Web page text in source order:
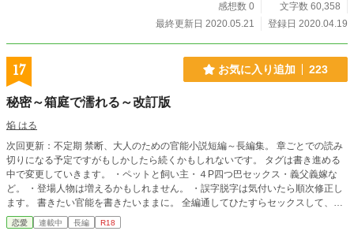
感想数 0
文字数 60,358
最終更新日 2020.05.21
登録日 2020.04.19
17 お気に入り追加 223
秘密～箱庭で濡れる～改訂版
焔 はる
次回更新：不定期 禁断、大人のための官能小説短編～長編集。 章ごとでの読み
切りになる予定ですがもしかしたら続くかもしれないです。 タグは書き進める
中で変更していきます。 ・ペットと飼い主・４P四つ巴セックス・義父義嫁な
ど。 ・登場人物は増えるかもしれません。 ・誤字脱字は気付いたら順次修正し
ます。 書きたい官能を書きたいままに。 全編通してひたすらセックスして、ナ
カに求めて欲しがっています。 大体体格差男女になりがち、だって性癖なの
恋愛 連載中 長編 R18